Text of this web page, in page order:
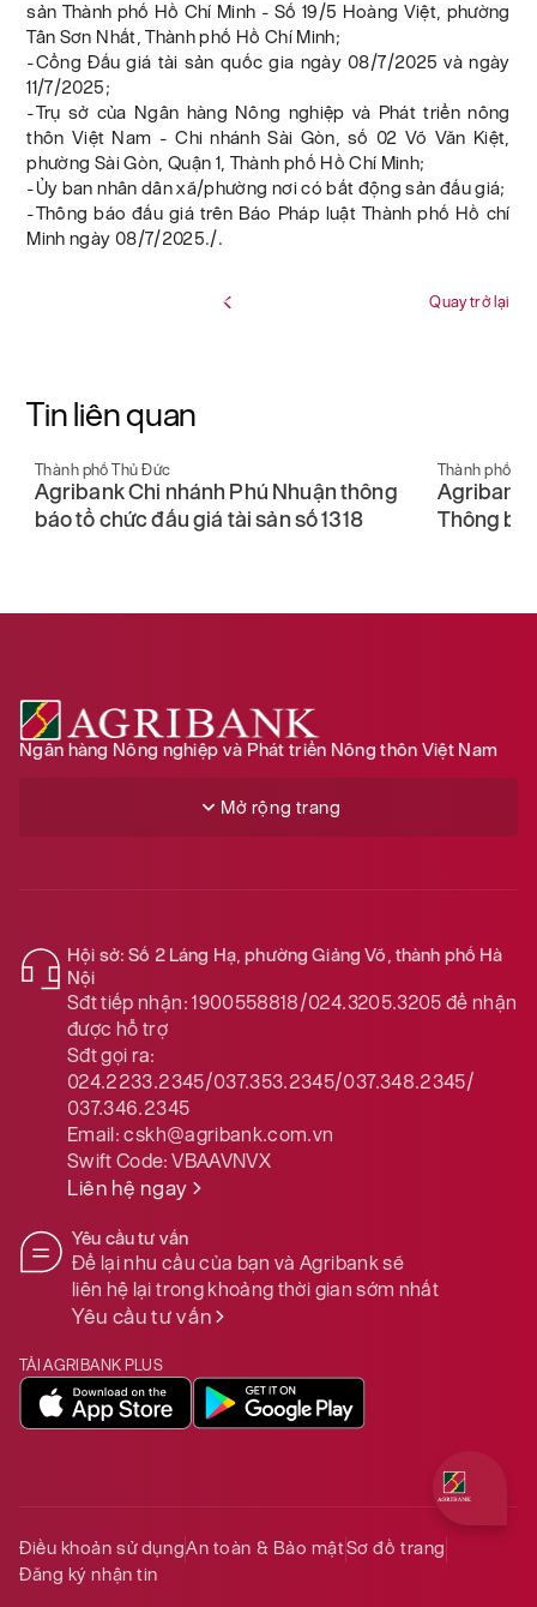
sản Thành phố Hồ Chí Minh - Số 19/5 Hoàng Việt, phường
Tân Sơn Nhất, Thành phố Hồ Chí Minh;
-Cổng Đấu giá tài sản quốc gia ngày 08/7/2025 và ngày
11/7/2025;
-Trụ sở của Ngân hàng Nông nghiệp và Phát triển nông
thôn Việt Nam - Chi nhánh Sài Gòn, số 02 Võ Văn Kiệt,
phường Sài Gòn, Quận 1, Thành phố Hồ Chí Minh;
-Ủy ban nhân dân xã/phường nơi có bất động sản đấu giá;
-Thông báo đấu giá trên Báo Pháp luật Thành phố Hồ chí
Minh ngày 08/7/2025./.
Quay trở lại
Tin liên quan
Thành phố Thủ Đức
Agribank Chi nhánh Phú Nhuận thông
báo tổ chức đấu giá tài sản số 1318
Thành phố
Agribank
Thông
Ngân hàng Nông nghiệp và Phát triển Nông thôn Việt Nam
Mở rộng trang
Hội sở: Số 2 Láng Hạ, phường Giảng Võ, thành phố Hà
Nội
Sđt tiếp nhận: 1900558818/024.3205.3205để nhận
được hỗ trợ
Sđt gọi ra:
024.2233.2345/037.353.2345/037.348.2345/
037.346.2345
Email:cskh@agribank.com.vn
Swift Code:VBAAVNVX
Liên hệ ngay
Yêu cầu tư vấn
Để lại nhu cầu của bạn và Agribank sẽ
liên hệ lại trong khoảng thời gian sớm nhất
Yêu cầu tư vấn
TẢI AGRIBANK PLUS
Điều khoản sử dụngAn toàn & Bảo mậtSơ đồ trang
Đăng ký nhận tin
Quý